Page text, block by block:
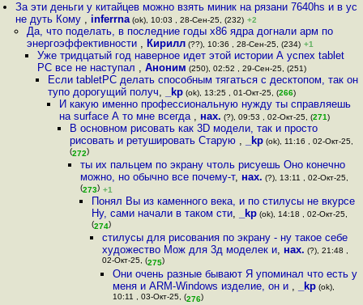
За эти деньги у китайцев можно взять миник на рязани 7640hs и в ус
не дуть Кому , inferrna (ok), 10:03 , 28-Сен-25, (232) +2
Да, что поделать, в последние годы х86 ядра догнали арм по
энергоэффективности , Кирилл(??), 10:36 , 28-Сен-25, (234) +1
Уже тридцатый год наверное идет этой истории А успех tablet
PC все не наступал , Аноним (250), 02:52 , 29-Сен-25, (251)
Если tabletPC делать способным тягаться с десктопом, так он
тупо дорогущий получ, _kp (ok), 13:25 , 01-Окт-25, (266)
И какую именно профессиональную нужду ты справляешь
на surface А то мне всегда , нах. (?), 09:53 , 02-Окт-25, (271)
В основном рисовать как 3D модели, так и просто
рисовать и ретушировать Старую , _kp(ok), 11:16 , 02-Окт-25,
(272)
ты их пальцем по экрану чтоль рисуешь Оно конечно
можно, но обычно все почему-т, нах. (?), 13:11 , 02-Окт-25,
(273) +1
Понял Вы из каменного века, и по стилусы не вкурсе
Ну, сами начали в таком сти, _kp(ok), 14:18 , 02-Окт-25,
(274)
стилусы для рисования по экрану - ну такое себе
художество Мож для 3д моделек и, нах. (?), 21:48 ,
02-Окт-25, (275)
Они очень разные бывают Я упоминал что есть у
меня и ARM-Windows изделие, он и , _kp (ok),
10:11 , 03-Окт-25, (276)